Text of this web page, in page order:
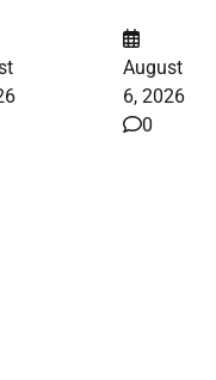
August
6, 2026
0